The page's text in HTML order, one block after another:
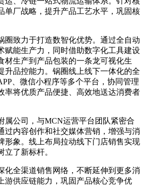
单厂战略，提升产品工艺水平，巩固核
圈致力于打造数智化优势。通过全自动
赋能生产力，同时借助数字化工具建设
材生产到产品包装的一条龙可视化生
升品控能力。锅圈线上线下一体化的全
、微信小程序等多个平台，协同管理
率将优质产品便捷、高效地送达消费者
属公司，与MCN运营平台团队紧密合
过内容创作和社交媒体营销，增强与消
形象。线上布局拉动线下门店销售实现
立了新标杆。
化全渠道销售网络，不断延伸到更多消
游供应链能力，巩固产品核心竞争优